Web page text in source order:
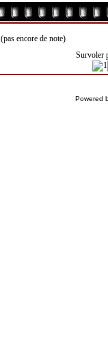
(pas encore de note)
Survoler
Powered